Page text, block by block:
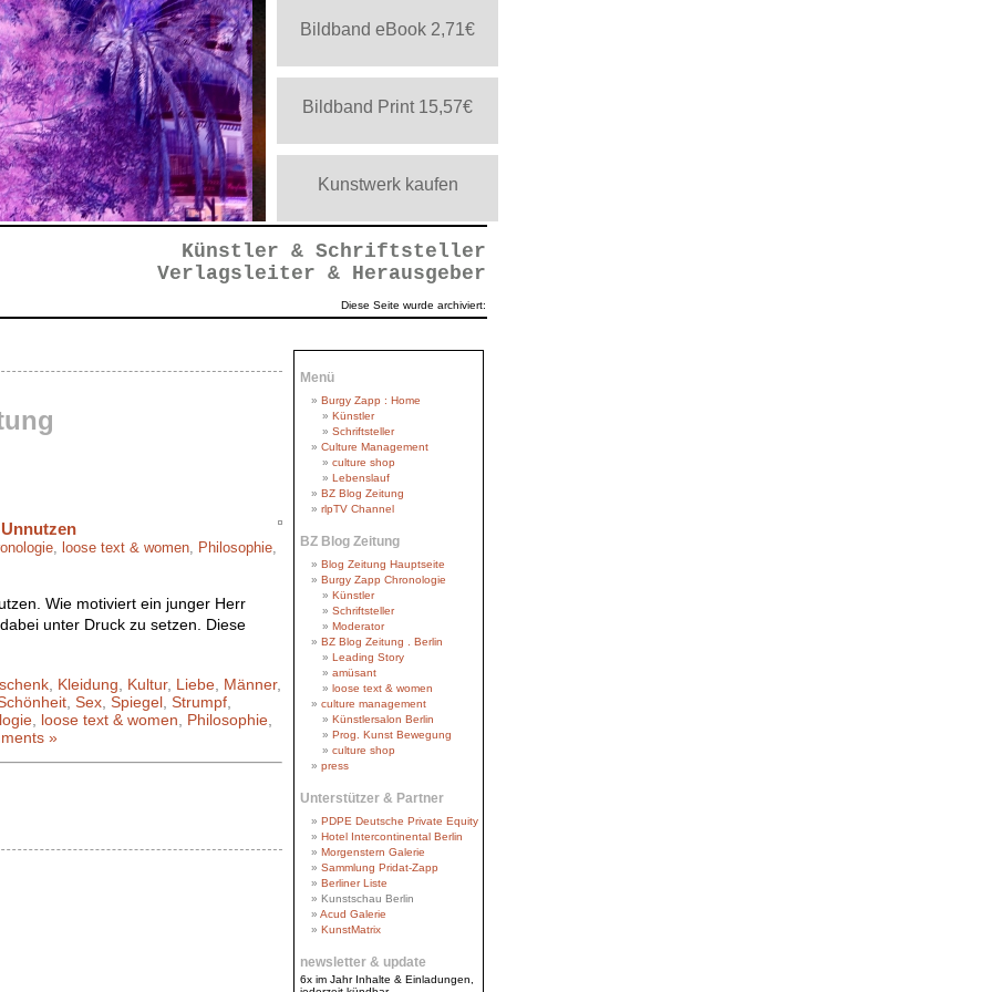
pa2_g2_CRW_0118
Bildband eBook 2,71€
Bildband Print 15,57€
Kunstwerk kaufen
Künstler & Schriftsteller
Verlagsleiter & Herausgeber
Diese Seite wurde archiviert:
loose text & women Philosophie
Wie motiviert ein junger Herr
unter Druck zu setzen. Diese
Kleidung Kultur, Liebe Männer,
Sex Spiegel Strumpf
loose text & women Philosophie
»
Menü
Burgy Zapp : Home
Künstler
Schriftsteller
Culture Management
culture shop
Lebenslauf
BZ Blog Zeitung
rlpTV Channel
BZ Blog Zeitung
Blog Zeitung Hauptseite
Burgy Zapp Chronologie
Künstler
Schriftsteller
Moderator
BZ Blog Zeitung . Berlin
Leading Story
amüsant
loose text & women
culture management
Künstlersalon Berlin
Prog. Kunst Bewegung
culture shop
press
Unterstützer & Partner
PDPE Deutsche Private Equity
Hotel Intercontinental Berlin
Morgenstern Galerie
Sammlung Pridat-Zapp
Berliner Liste
Kunstschau Berlin
Acud Galerie
KunstMatrix
newsletter & update
6x im Jahr Inhalte & Einladungen,